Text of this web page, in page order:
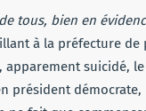
tous, bien en
à la préfecture
suicidé,
président